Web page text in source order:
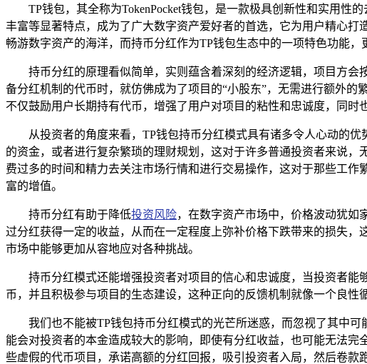
TP钱包，其全称为TokenPocket钱包，是一款极具创新性和实用
丰富等显著特点，成为了广大数字资产爱好者的首选，它为用户精心
畅游数字资产的海洋，而持币分红作为TP钱包生态中的一项特色功能
持币分红的原理看似简单，实则蕴含着深刻的经济逻辑，项目方会
备分红机制的代币时，就仿佛成为了项目的“小股东”，无需进行额外
不仅鼓励用户长期持有代币，增强了用户对项目的粘性和忠诚度，同
从投资者的角度来看，TP钱包持币分红模式具有诸多令人心动的
的资金，或者进行复杂繁琐的理财规划，这对于许多普通投资者来说
费过多的时间和精力去关注市场行情和进行交易操作，这对于那些工
富的增值。
持币分红有助于降低投资风险，在数字资产市场中，价格波动犹如
过分红获得一定的收益，从而在一定程度上弥补价格下跌带来的损失
市场中能够更加从容地应对各种挑战。
持币分红模式还能增强投资者对项目的信心和忠诚度，当投资者
币，并且积极参与项目的生态建设，这种正向的反馈机制就像一个良
我们也不能被TP钱包持币分红模式的光芒所迷惑，而忽视了其中
能会对投资者的本金造成较大的影响，即使有分红收益，也可能无法
些虚假的代币项目，承诺高额的分红回报，吸引投资者入局，然后卷款